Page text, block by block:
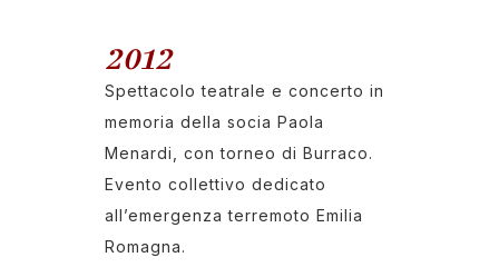
2012
Spettacolo teatrale e concerto in
memoria della socia Paola
Menardi, con torneo di Burraco.
Evento collettivo dedicato
all’emergenza terremoto Emilia
Romagna.